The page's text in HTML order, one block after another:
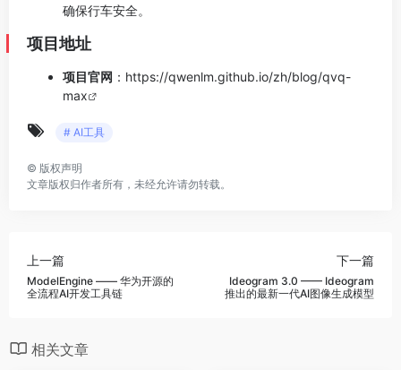
确保行车安全。
项目地址
项目官网 ： https://qwenlm.github.io/zh/blog/qvq-
max
# AI工具
© 版权声明
文章版权归作者所有，未经允许请勿转载。
上一篇
ModelEngine —— 华为开源的
全流程AI开发工具链
下一篇
Ideogram 3.0 —— Ideogram
推出的最新一代AI图像生成模型
相关文章